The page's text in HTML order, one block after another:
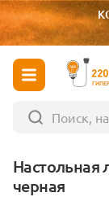
Настольная
черная